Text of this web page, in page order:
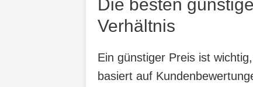
Die besten
Verhältnis
Ein günstiger Preis ist
basiert auf